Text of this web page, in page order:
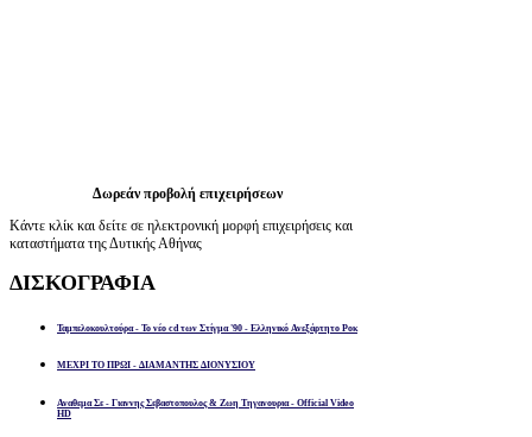
Δωρεάν προβολή επιχειρήσεων
Κάντε κλίκ και δείτε σε ηλεκτρονική μορφή επιχειρήσεις και
καταστήματα της Δυτικής Αθήνας
ΔΙΣΚΟΓΡΑΦΙΑ
Ταμπελοκουλτούρα - Το νέο cd των Στίγμα '90 - Ελληνικό Ανεξάρτητο Ροκ
ΜΕΧΡΙ ΤΟ ΠΡΩΙ - ΔΙΑΜΑΝΤΗΣ ΔΙΟΝΥΣΙΟΥ
Αναθεμα Σε - Γιαννης Σεβαστοπουλος & Ζωη Τηγανουρια - Official Video
HD